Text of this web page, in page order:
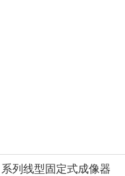
列线型固定式成像器